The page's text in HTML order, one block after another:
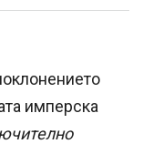
имперска